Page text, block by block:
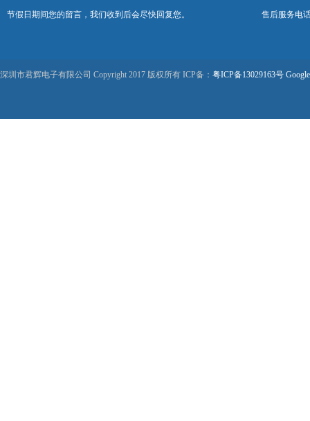
节假日期间您的留言，我们收到后会尽快回复您。 售后服务电
深圳市君辉电子有限公司 Copyright 2017 版权所有 ICP备： 粤ICP备13029163号